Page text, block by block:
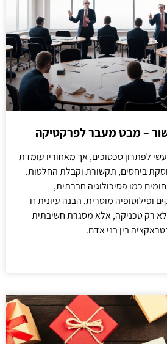
– מבט מעבר לפרקטיקה
לפתרון סכסוכים, אך מאחוריו עומדת
ביחסים, תקשורת וקבלת החלטות.
כמו פסיכולוגיה חברתית,
ופילוסופיה מוסרית. הבנה עיונית זו
רק טכניקה, אלא מסגרת חשיבתית
בין בני אדם.